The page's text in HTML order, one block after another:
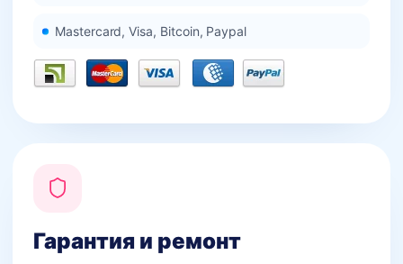
Mastercard, Visa, Bitcoin, Paypal
Гарантия и ремонт